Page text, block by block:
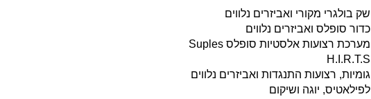
שק בולגרי מקורי ואביזרים נלווים
כדור סופלס ואביזרים נלווים
מערכת רצועות אלסטיות סופלס Suples
H.I.R.T.S
גומיות, רצועות התנגדות ואביזרים נלווים
לפילאטיס, יוגה ושיקום